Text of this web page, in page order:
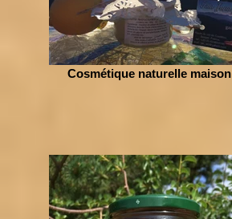
Cosmétique naturelle maison